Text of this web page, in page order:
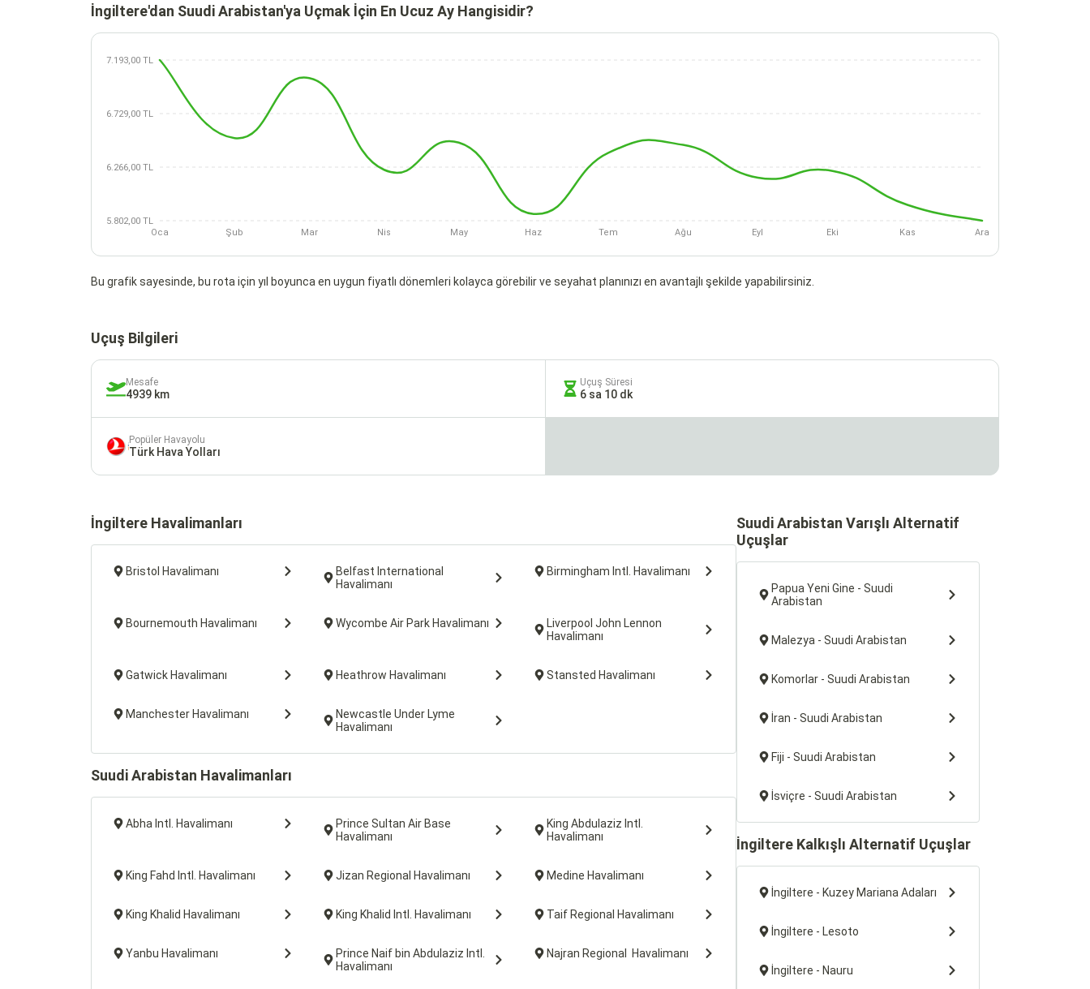
İngiltere'dan Suudi Arabistan'ya Uçmak İçin En Ucuz Ay Hangisidir?
7.193,00 TL
6.729,00 TL
6.266,00 TL
5.802,00 TL
Oca
Şub Mar Nis May Haz Tem Ağu Eyl Eki Kas Ara
Bu grafik sayesinde, bu rota için yıl boyunca en uygun fiyatlı dönemleri kolayca görebilir ve seyahat planınızı en avantajlı şekilde yapabilirsiniz.
Uçuş Bilgileri
Mesafe
4939 km
Uçuş Süresi
6 sa 10 dk
Popüler Havayolu
Türk Hava Yolları
İngiltere Havalimanları
Bristol Havalimanı
Belfast International
Havalimanı
Birmingham Intl. Havalimanı
Bournemouth Havalimanı Wycombe Air Park Havalimanı
Liverpool John Lennon
Havalimanı
Gatwick Havalimanı Heathrow Havalimanı Stansted Havalimanı
Manchester Havalimanı
Newcastle Under Lyme
Havalimanı
Suudi Arabistan Havalimanları
Abha Intl. Havalimanı
Prince Sultan Air Base
Havalimanı
King Abdulaziz Intl.
Havalimanı
King Fahd Intl. Havalimanı Jizan Regional Havalimanı Medine Havalimanı
King Khalid Havalimanı King Khalid Intl. Havalimanı Taif Regional Havalimanı
Yanbu Havalimanı
Prince Naif bin Abdulaziz Intl.
Havalimanı
Najran Regional Havalimanı
Suudi Arabistan Varışlı Alternatif
Uçuşlar
Papua Yeni Gine - Suudi
Arabistan
Malezya - Suudi Arabistan
Komorlar - Suudi Arabistan
İran - Suudi Arabistan
Fiji - Suudi Arabistan
İsviçre - Suudi Arabistan
İngiltere Kalkışlı Alternatif Uçuşlar
İngiltere - Kuzey Mariana Adaları
İngiltere - Lesoto
İngiltere - Nauru